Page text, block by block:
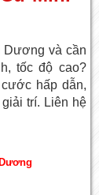
Dương và cần
tốc độ cao?
hấp dẫn,
trí. Liên hệ